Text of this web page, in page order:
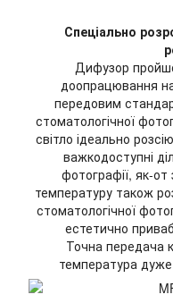
Спеціально
Дифузор
доопрацювання
передовим
стоматологічної
світло ідеально
важкодоступні
фотографії, як-
температуру також
стоматологічної
естетично
Точна передача
температура